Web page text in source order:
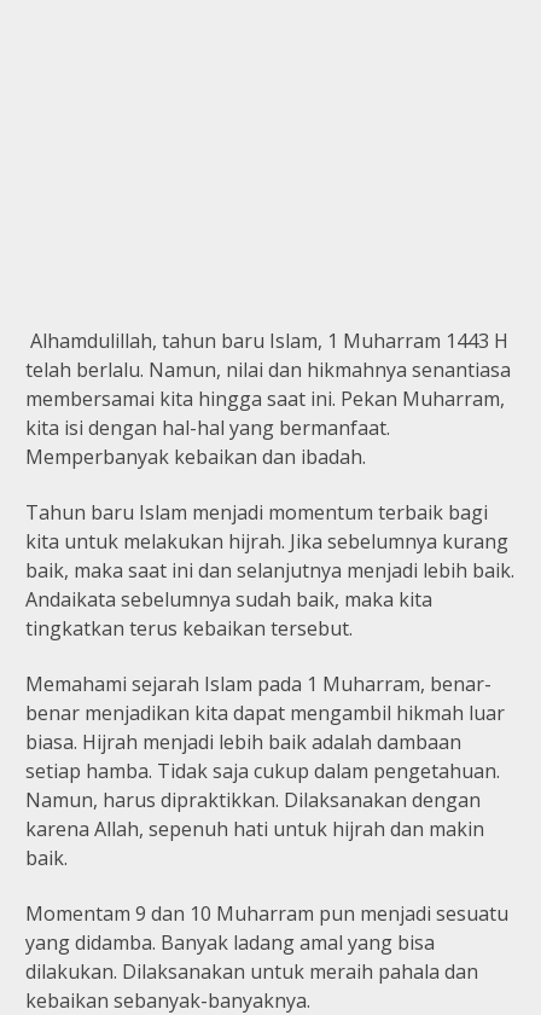
Alhamdulillah, tahun baru Islam, 1 Muharram 1443 H
telah berlalu. Namun, nilai dan hikmahnya senantiasa
membersamai kita hingga saat ini. Pekan Muharram,
kita isi dengan hal-hal yang bermanfaat.
Memperbanyak kebaikan dan ibadah.
Tahun baru Islam menjadi momentum terbaik bagi
kita untuk melakukan hijrah. Jika sebelumnya kurang
baik, maka saat ini dan selanjutnya menjadi lebih baik.
Andaikata sebelumnya sudah baik, maka kita
tingkatkan terus kebaikan tersebut.
Memahami sejarah Islam pada 1 Muharram, benar-
benar menjadikan kita dapat mengambil hikmah luar
biasa. Hijrah menjadi lebih baik adalah dambaan
setiap hamba. Tidak saja cukup dalam pengetahuan.
Namun, harus dipraktikkan. Dilaksanakan dengan
karena Allah, sepenuh hati untuk hijrah dan makin
baik.
Momentam 9 dan 10 Muharram pun menjadi sesuatu
yang didamba. Banyak ladang amal yang bisa
dilakukan. Dilaksanakan untuk meraih pahala dan
kebaikan sebanyak-banyaknya.